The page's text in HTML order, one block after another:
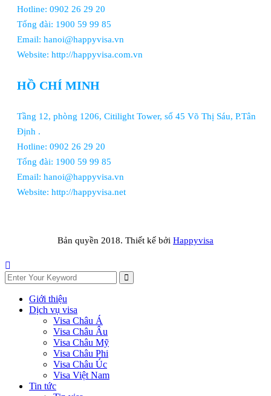
Hotline: 0902 26 29 20
Tổng đài: 1900 59 99 85
Email: hanoi@happyvisa.vn
Website: http://happyvisa.com.vn
HỒ CHÍ MINH
Tầng 12, phòng 1206, Citilight Tower, số 45 Võ Thị Sáu, P.Tân
Định .
Hotline: 0902 26 29 20
Tổng đài: 1900 59 99 85
Email: hanoi@happyvisa.vn
Website: http://happyvisa.net
Bản quyền 2018. Thiết kế bởi Happyvisa
Giới thiệu
Dịch vụ visa
Visa Châu Á
Visa Châu Âu
Visa Châu Mỹ
Visa Châu Phi
Visa Châu Úc
Visa Việt Nam
Tin tức